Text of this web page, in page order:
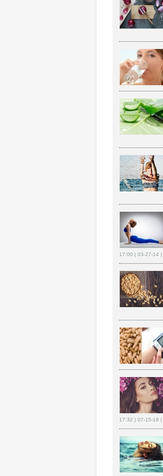
17:00 | 03-27-14 |
17:32 | 07-15-19 |